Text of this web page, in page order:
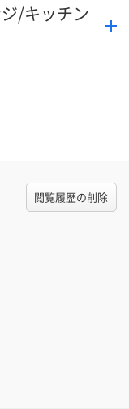
/キッチン
閲覧履歴の削除